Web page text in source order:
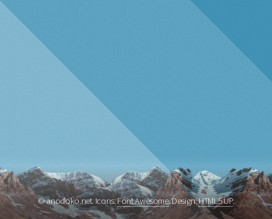
© anodoko.net. Icons:Font Awesome. Design:HTML5 UP.